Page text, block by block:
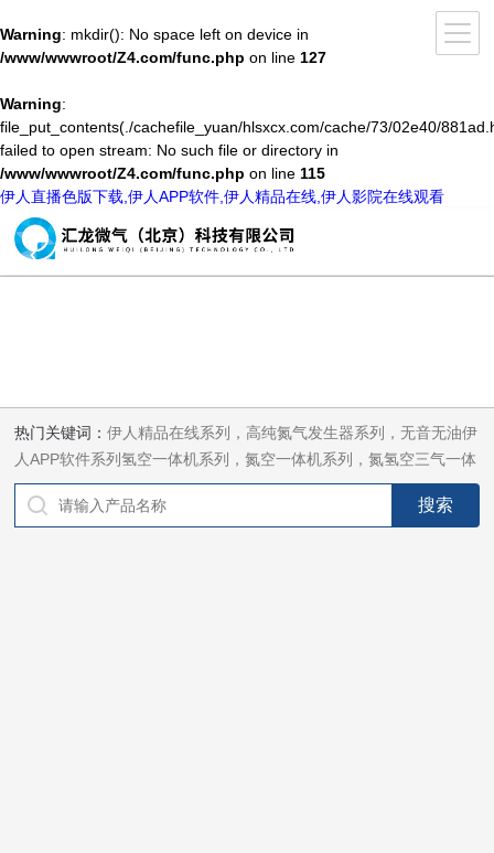
Warning: mkdir(): No space left on device in
/www/wwwroot/Z4.com/func.php on line 127
Warning:
file_put_contents(./cachefile_yuan/hlsxcx.com/cache/73/02e40/
failed to open stream: No such file or directory in
/www/wwwroot/Z4.com/func.php on line 115
伊人直播色版下载,伊人APP软件,伊人精品在线,伊人影院在线观看
热门关键词：伊人精品在线系列，高纯氮气发生器系列，无音无油伊
人APP软件系列氢空一体机系列，氮空一体机系列，氮氢空三气一体
机系列，气体净化器系列，代理日本DKK-TOA水质分析，水质检测
仪器，代理南韩SitekPH/离子计，DO计，电导计，多功能计，